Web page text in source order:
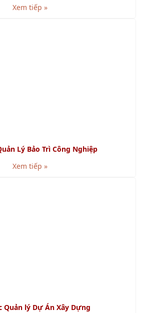
Xem tiếp »
Lý Bảo Trì Công Nghiệp
Xem tiếp »
Quản lý Dự Án Xây Dựng